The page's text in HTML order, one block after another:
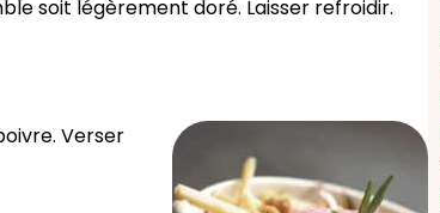
soit légèrement doré. Laisser refroidir.
Verser